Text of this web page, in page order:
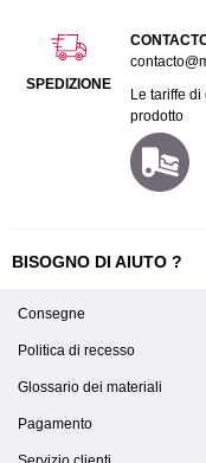
SPEDIZIONE
Le tariffe
prodotto
BISOGNO DI AIUTO ?
Consegne
Politica di recesso
Glossario dei materiali
Pagamento